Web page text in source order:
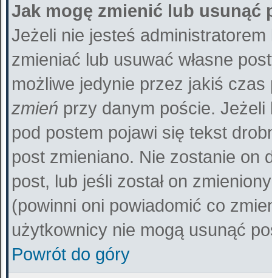
Jak mogę zmienić lub usunąć
Jeżeli nie jesteś
zmieniać lub usuwać własne
możliwe jedynie przez jakiś
zmień przy danym poście. Jeżeli
pod postem pojawi się tekst
post zmieniano. Nie zostanie on
post, lub jeśli został on
(powinni oni powiadomić co
użytkownicy nie mogą usunąć
Powrót do góry